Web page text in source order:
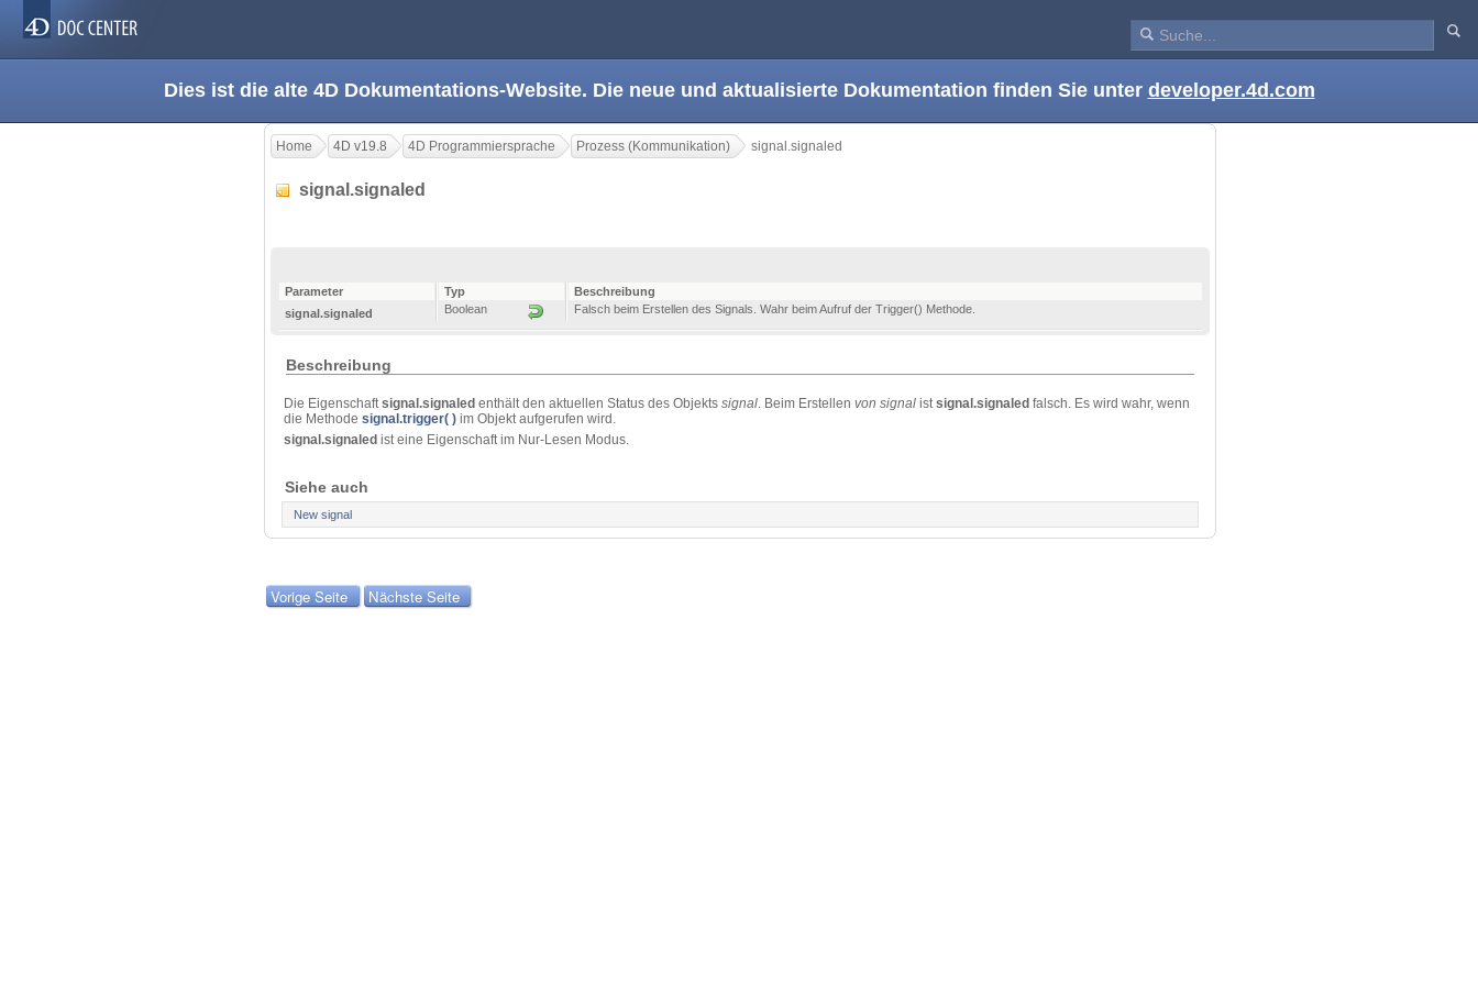
Dies ist die alte 4D Dokumentations-Website. Die neue und aktualisierte Dokumentation finden Sie unter developer.4d.com
Home 4D v19.8 4D Programmiersprache Prozess (Kommunikation) signal.signaled
signal.signaled
Parameter Typ
Beschreibung
signal.signaled
Boolean Falsch beim Erstellen des Signals. Wahr beim Aufruf der Trigger() Methode.
Beschreibung
Die Eigenschaftsignal.signaled enthält den aktuellen Status des Objekts signal. Beim Erstellen von signal istsignal.signaled falsch. Es wird wahr, wenn
die Methode signal.trigger( ) im Objekt aufgerufen wird.
signal.signaled ist eine Eigenschaft im Nur-Lesen Modus.
Siehe auch
New signal
Vorige Seite Nächste Seite